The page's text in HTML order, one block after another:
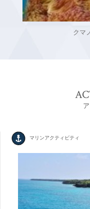
クマ
マリンアクティビティ